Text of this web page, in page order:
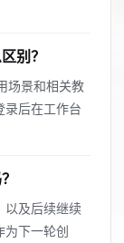
别？
场景和相关教
录后在工作台
以及后续继续
为下一轮创